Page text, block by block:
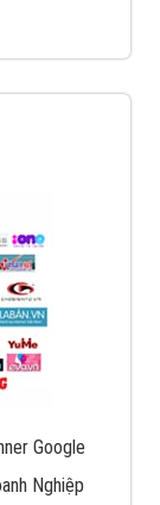
Google
Nghiệp